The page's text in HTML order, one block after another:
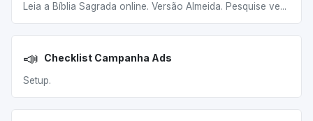
Leia a Bíblia Sagrada online. Versão Almeida. Pesquise ve...
📣 Checklist Campanha Ads
Setup.